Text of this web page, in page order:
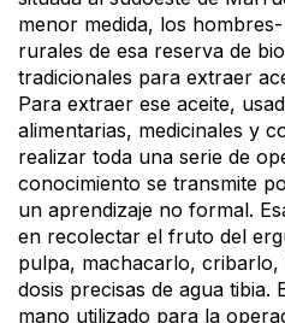
menor medida, los
rurales de esa reserva de
tradicionales para extraer
Para extraer ese aceite,
alimentarias, medicinales y
realizar toda una serie de
conocimiento se transmite
un aprendizaje no formal.
en recolectar el fruto del
pulpa, machacarlo,
dosis precisas de agua tibia.
mano utilizado para la